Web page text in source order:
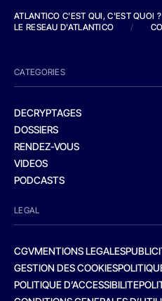
ATLANTICO C'EST QUI, C'EST QUOI ?
LE RESEAU D'ATLANTICO
/
CATEGORIES
DECRYPTAGES
DOSSIERS
RENDEZ-VOUS
VIDEOS
PODCASTS
LEGAL
CGVMENTIONS LEGALES
GESTION DES COOKIES
POLITIQUE D’ACCESSIBILITE